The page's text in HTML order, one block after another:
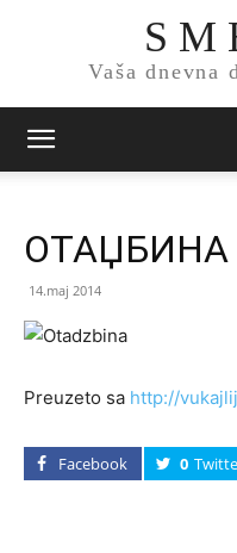
S M
Vaša dnevna
ОТАЏБИНА
14.maj 2014
Preuzeto sa http://
Facebook 0